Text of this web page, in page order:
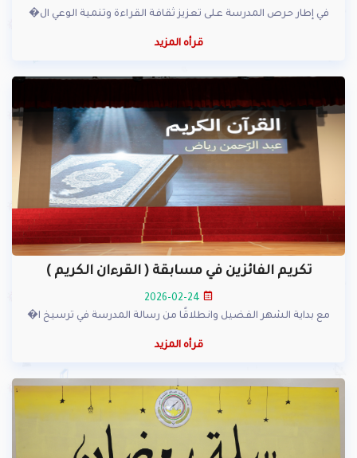
في إطار حرص المدرسة على تعزيز ثقافة القراءة وتنمية الوعي ال�
قرأه المزيد
تكريم الفائزين في مسابقة ( القرءان الكريم )
مع بداية الشهر الفضيل وانطلاقًا من رسالة المدرسة في ترسيخ ا�
قرأه المزيد